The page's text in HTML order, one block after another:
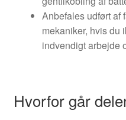
Anbefales udført af
mekaniker, hvis du
indvendigt arbejde
Hvorfor går